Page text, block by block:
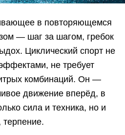
в повторяющемся
— шаг за шагом, гребок
Циклический спорт не
не требует
комбинаций. Он —
движение вперёд, в
сила и техника, но и
терпение.